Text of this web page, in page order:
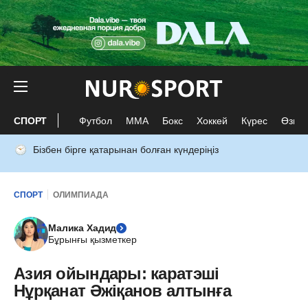
СПОРТ Футбол ММА Бокс Хоккей Күрес Өзге
Бізбен бірге қатарынан болған күндеріңіз
СПОРТ ОЛИМПИАДА
Малика Хадид
Бұрынғы қызметкер
Азия ойындары: каратэші
Нұрқанат Әжіқанов алтынға